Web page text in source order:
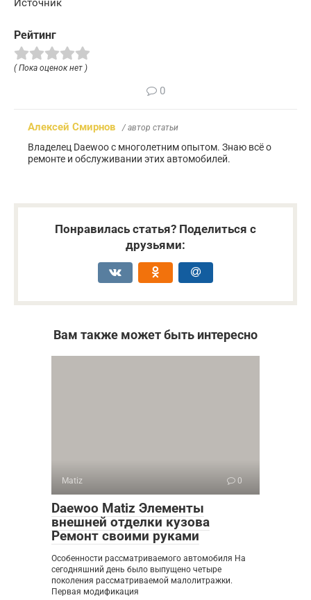
Источник
Рейтинг
( Пока оценок нет )
0
Алексей Смирнов / автор статьи
Владелец Daewoo с многолетним опытом. Знаю всё о
ремонте и обслуживании этих автомобилей.
Понравилась статья? Поделиться с
друзьями:
Вам также может быть интересно
Matiz 0
Daewoo Matiz Элементы
внешней отделки кузова
Ремонт своими руками
Особенности рассматриваемого автомобиля На
сегодняшний день было выпущено четыре
поколения рассматриваемой малолитражки.
Первая модификация